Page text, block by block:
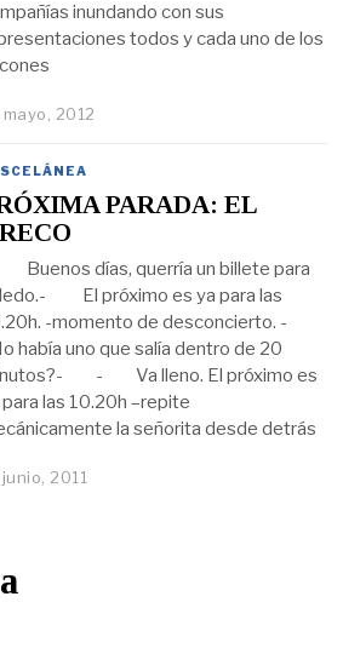
inundando con sus
todos y cada uno de los
mayo, 2012
PARADA: EL
días, querría un billete para
El próximo es ya para las
-momento de desconcierto. -
había uno que salía dentro de 20
- Va lleno. El próximo es
para las 10.20h –repite
la señorita desde detrás
junio, 2011